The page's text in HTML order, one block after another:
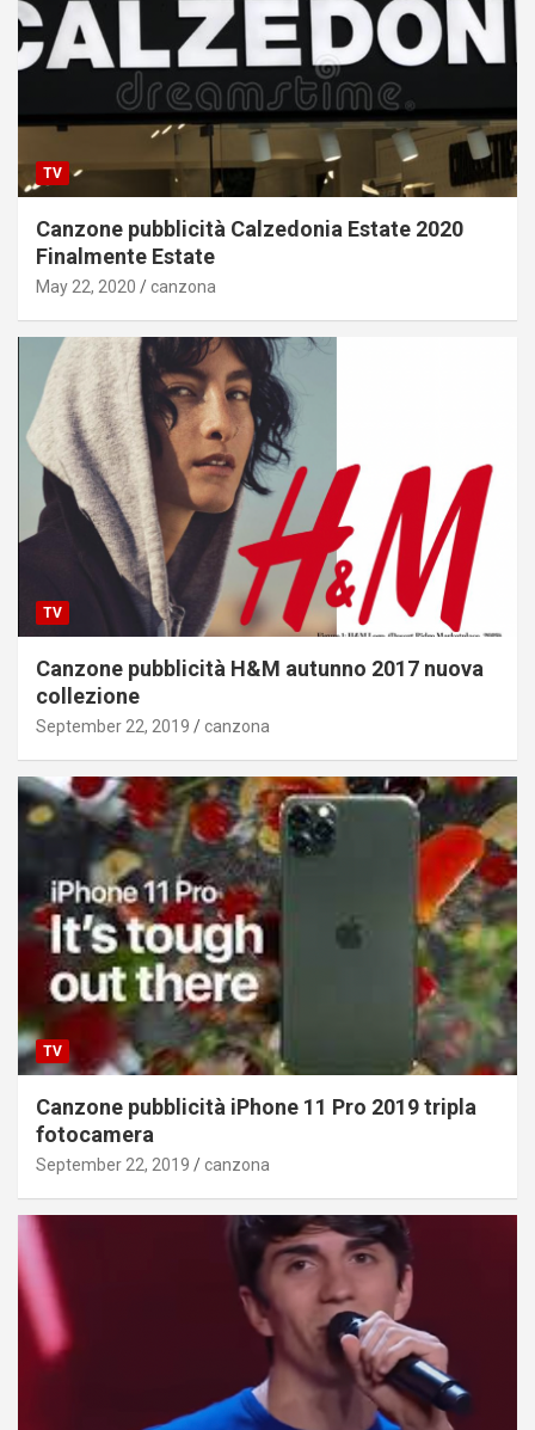
TV
Canzone pubblicità Calzedonia Estate 2020
Finalmente Estate
May 22, 2020 canzona
TV
Canzone pubblicità H&M autunno 2017 nuova
collezione
September 22, 2019 canzona
TV
Canzone pubblicità iPhone 11 Pro 2019 tripla
fotocamera
September 22, 2019 canzona